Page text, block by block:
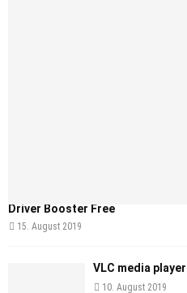
Driver Booster Free
15. August 2019
VLC media
10. August 2019